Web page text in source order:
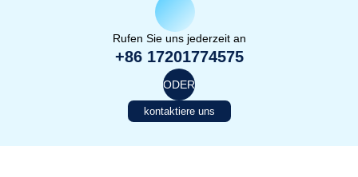
Rufen Sie uns jederzeit an
+86 17201774575
ODER
kontaktiere uns